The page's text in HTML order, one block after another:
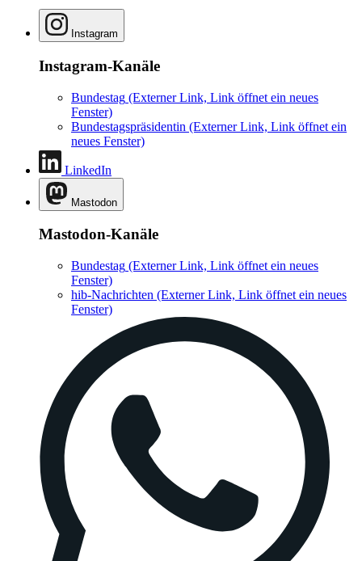
Instagram
Instagram-Kanäle
Bundestag (Externer Link, Link öffnet ein neues
Fenster)
Bundestagspräsidentin (Externer Link, Link öffnet ein
neues Fenster)
LinkedIn
Mastodon
Mastodon-Kanäle
Bundestag (Externer Link, Link öffnet ein neues
Fenster)
hib-Nachrichten (Externer Link, Link öffnet ein neues
Fenster)